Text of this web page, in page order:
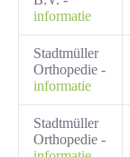
informatie
Stadtmüller
Orthopedie -
informatie
Stadtmüller
Orthopedie -